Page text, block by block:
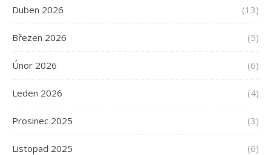
Duben 2026 (13)
Březen 2026 (5)
Únor 2026 (6)
Leden 2026 (4)
Prosinec 2025 (3)
Listopad 2025 (6)